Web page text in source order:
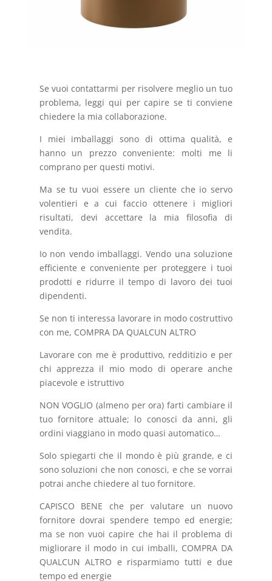
Se vuoi contattarmi per risolvere meglio un tuo
problema, leggi qui per capire se ti conviene
chiedere la mia collaborazione.
I miei imballaggi sono di ottima qualità, e
hanno un prezzo conveniente: molti me li
comprano per questi motivi.
Ma se tu vuoi essere un cliente che io servo
volentieri e a cui faccio ottenere i migliori
risultati, devi accettare la mia filosofia di
vendita.
Io non vendo imballaggi. Vendo una soluzione
efficiente e conveniente per proteggere i tuoi
prodotti e ridurre il tempo di lavoro dei tuoi
dipendenti.
Se non ti interessa lavorare in modo costruttivo
con me, COMPRA DA QUALCUN ALTRO
Lavorare con me è produttivo, redditizio e per
chi apprezza il mio modo di operare anche
piacevole e istruttivo
NON VOGLIO (almeno per ora) farti cambiare il
tuo fornitore attuale; lo conosci da anni, gli
ordini viaggiano in modo quasi automatico…
Solo spiegarti che il mondo è più grande, e ci
sono soluzioni che non conosci, e che se vorrai
potrai anche chiedere al tuo fornitore.
CAPISCO BENE che per valutare un nuovo
fornitore dovrai spendere tempo ed energie;
ma se non vuoi capire che hai il problema di
migliorare il modo in cui imballi, COMPRA DA
QUALCUN ALTRO e risparmiamo tutti e due
tempo ed energie